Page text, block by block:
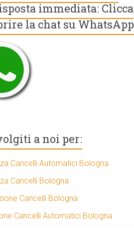
immediata: Clicca
la chat su WhatsApp
a noi per:
Cancelli Automatici Bologna
Cancelli Bologna
Cancelli Bologna
Cancelli Automatici Bologna